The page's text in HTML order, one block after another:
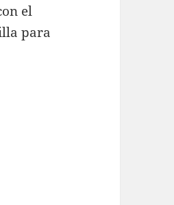
el
para